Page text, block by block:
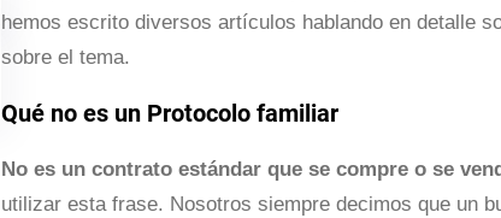
hemos escrito diversos artículos hablando en detalle
sobre el tema.
Qué no es un Protocolo familiar
No es un contrato estándar que se compre o se
utilizar esta frase. Nosotros siempre decimos que un